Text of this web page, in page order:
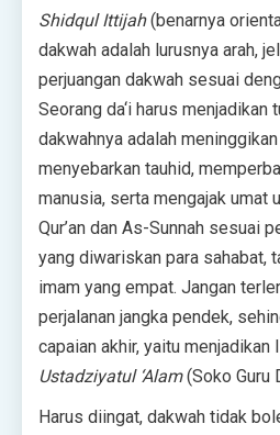
Shidqul Ittijah(benarnya
dakwah adalah lurusnya arah,
perjuangan dakwah sesuai
Seorang da‘i harus menjadikan
dakwahnya adalah
menyebarkan tauhid,
manusia, serta mengajak umat
Qur’an dan As-Sunnah sesuai
yang diwariskan para sahabat,
imam yang empat. Jangan
perjalanan jangka pendek,
capaian akhir, yaitu
Ustadziyatul ‘Alam(Soko Guru
Harus diingat, dakwah tidak